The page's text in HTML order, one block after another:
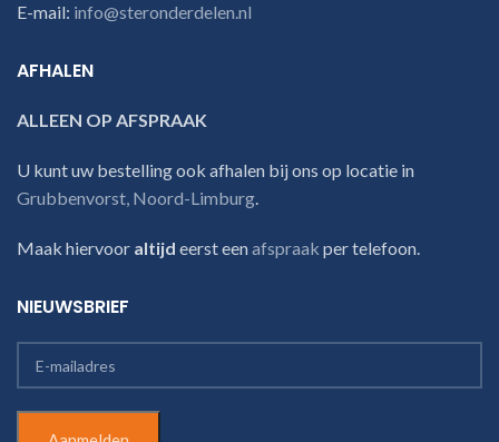
E-mail: info@steronderdelen.nl
AFHALEN
ALLEEN OP AFSPRAAK
U kunt uw bestelling ook afhalen bij ons op locatie in
Grubbenvorst, Noord-Limburg.
Maak hiervoor altijd eerst eenafspraak per telefoon.
NIEUWSBRIEF